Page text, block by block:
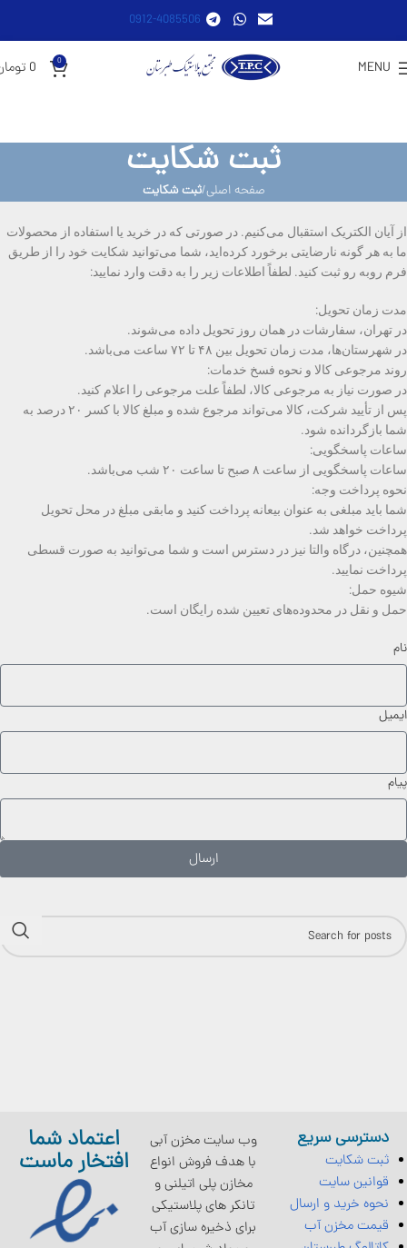
0912-4085506
MENU
0
0
ثبت شکایت
صفحه اصلی ثبت شکایت
از آیان الکتریک استقبال می‌کنیم. در صورتی که در خرید یا استفاده از محصولات
ما به هر گونه نارضایتی برخورد کرده‌اید، شما می‌توانید شکایت خود را از طریق
فرم روبه رو ثبت کنید. لطفاً اطلاعات زیر را به دقت وارد نمایید:
مدت زمان تحویل:
در تهران، سفارشات در همان روز تحویل داده می‌شوند.
در شهرستان‌ها، مدت زمان تحویل بین ۴۸ تا ۷۲ ساعت می‌باشد.
روند مرجوعی کالا و نحوه فسخ خدمات:
در صورت نیاز به مرجوعی کالا، لطفاً علت مرجوعی را اعلام کنید.
پس از تأیید شرکت، کالا می‌تواند مرجوع شده و مبلغ کالا با کسر ۲۰ درصد به
شما بازگردانده شود.
ساعات پاسخگویی:
ساعات پاسخگویی از ساعت ۸ صبح تا ساعت ۲۰ شب می‌باشد.
نحوه پرداخت وجه:
شما باید مبلغی به عنوان بیعانه پرداخت کنید و مابقی مبلغ در محل تحویل
پرداخت خواهد شد.
همچنین، درگاه والتا نیز در دسترس است و شما می‌توانید به صورت قسطی
پرداخت نمایید.
شیوه حمل:
حمل و نقل در محدوده‌های تعیین شده رایگان است.
نام
ایمیل
پیام
ارسال
دسترسی سریع
ثبت شکایت
قوانین سایت
نحوه خرید و ارسال
قیمت مخزن آب
وب سایت مخزن آبی
با هدف فروش انواع
مخازن پلی اتیلنی و
تانکر های پلاستیکی
برای ذخیره سازی آب
اعتماد شما
افتخار ماست